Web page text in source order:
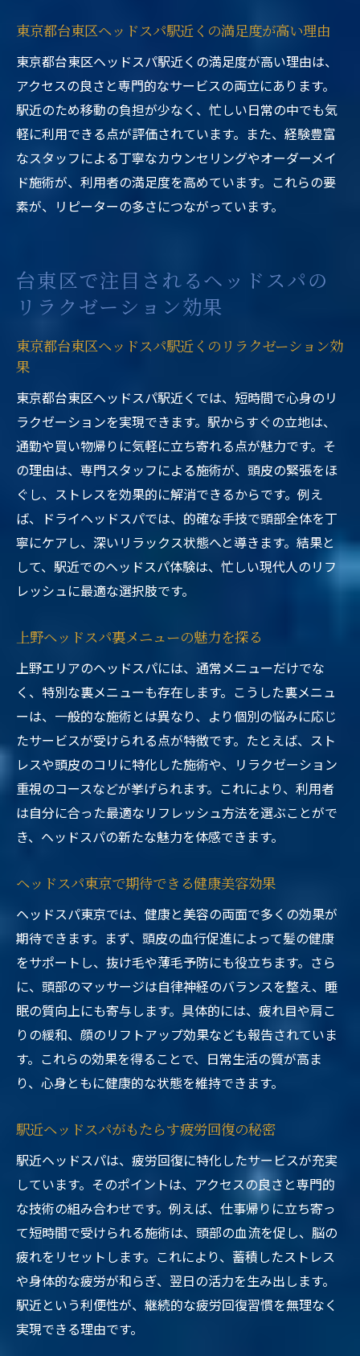
東京都台東区ヘッドスパ駅近くの満足度が高い理由
東京都台東区ヘッドスパ駅近くの満足度が高い理由は、
アクセスの良さと専門的なサービスの両立にあります。
駅近のため移動の負担が少なく、忙しい日常の中でも気
軽に利用できる点が評価されています。また、経験豊富
なスタッフによる丁寧なカウンセリングやオーダーメイ
ド施術が、利用者の満足度を高めています。これらの要
素が、リピーターの多さにつながっています。
台東区で注目されるヘッドスパの
リラクゼーション効果
東京都台東区ヘッドスパ駅近くのリラクゼーション効
果
東京都台東区ヘッドスパ駅近くでは、短時間で心身のリ
ラクゼーションを実現できます。駅からすぐの立地は、
通勤や買い物帰りに気軽に立ち寄れる点が魅力です。そ
の理由は、専門スタッフによる施術が、頭皮の緊張をほ
ぐし、ストレスを効果的に解消できるからです。例え
ば、ドライヘッドスパでは、的確な手技で頭部全体を丁
寧にケアし、深いリラックス状態へと導きます。結果と
して、駅近でのヘッドスパ体験は、忙しい現代人のリフ
レッシュに最適な選択肢です。
上野ヘッドスパ裏メニューの魅力を探る
上野エリアのヘッドスパには、通常メニューだけでな
く、特別な裏メニューも存在します。こうした裏メニュ
ーは、一般的な施術とは異なり、より個別の悩みに応じ
たサービスが受けられる点が特徴です。たとえば、スト
レスや頭皮のコリに特化した施術や、リラクゼーション
重視のコースなどが挙げられます。これにより、利用者
は自分に合った最適なリフレッシュ方法を選ぶことがで
き、ヘッドスパの新たな魅力を体感できます。
ヘッドスパ東京で期待できる健康美容効果
ヘッドスパ東京では、健康と美容の両面で多くの効果が
期待できます。まず、頭皮の血行促進によって髪の健康
をサポートし、抜け毛や薄毛予防にも役立ちます。さら
に、頭部のマッサージは自律神経のバランスを整え、睡
眠の質向上にも寄与します。具体的には、疲れ目や肩こ
りの緩和、顔のリフトアップ効果なども報告されていま
す。これらの効果を得ることで、日常生活の質が高ま
り、心身ともに健康的な状態を維持できます。
駅近ヘッドスパがもたらす疲労回復の秘密
駅近ヘッドスパは、疲労回復に特化したサービスが充実
しています。そのポイントは、アクセスの良さと専門的
な技術の組み合わせです。例えば、仕事帰りに立ち寄っ
て短時間で受けられる施術は、頭部の血流を促し、脳の
疲れをリセットします。これにより、蓄積したストレス
や身体的な疲労が和らぎ、翌日の活力を生み出します。
駅近という利便性が、継続的な疲労回復習慣を無理なく
実現できる理由です。